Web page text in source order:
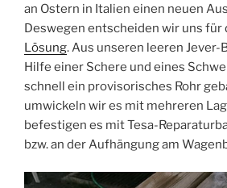
an Ostern in Italien einen neuen
Deswegen entscheiden wir uns für
Lösung. Aus unseren leeren
Hilfe einer Schere und eines
schnell ein provisorisches Rohr
umwickeln wir es mit mehreren
befestigen es mit Tesa-
bzw. an der Aufhängung am